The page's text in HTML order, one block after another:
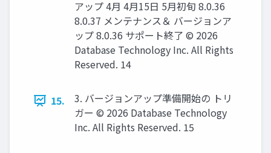
アップ 4月 4月15日 5月初旬 8.0.36
8.0.37 メンテナンス＆ バージョンア
ップ 8.0.36 サポート終了 © 2026
Database Technology Inc. All Rights
Reserved. 14
15.
3. バージョンアップ準備開始の トリ
ガー © 2026 Database Technology
Inc. All Rights Reserved. 15